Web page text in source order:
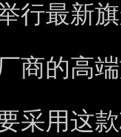
行最新
商的高
采用这